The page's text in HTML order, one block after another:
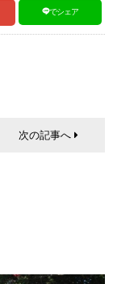
でシェア
次の記事へ